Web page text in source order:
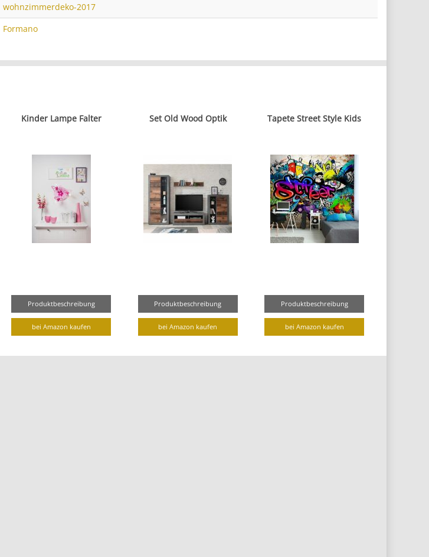
wohnzimmerdeko-2017
Formano
Kinder Lampe Falter
Produktbeschreibung
bei Amazon kaufen
Set Old Wood Optik
Produktbeschreibung
bei Amazon kaufen
Tapete Street Style Kids
Produktbeschreibung
bei Amazon kaufen